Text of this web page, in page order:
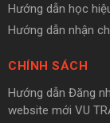
Hướng dẫn học
Hướng dẫn nhận
CHÍNH SÁCH
Hướng dẫn Đăng
website mới VU